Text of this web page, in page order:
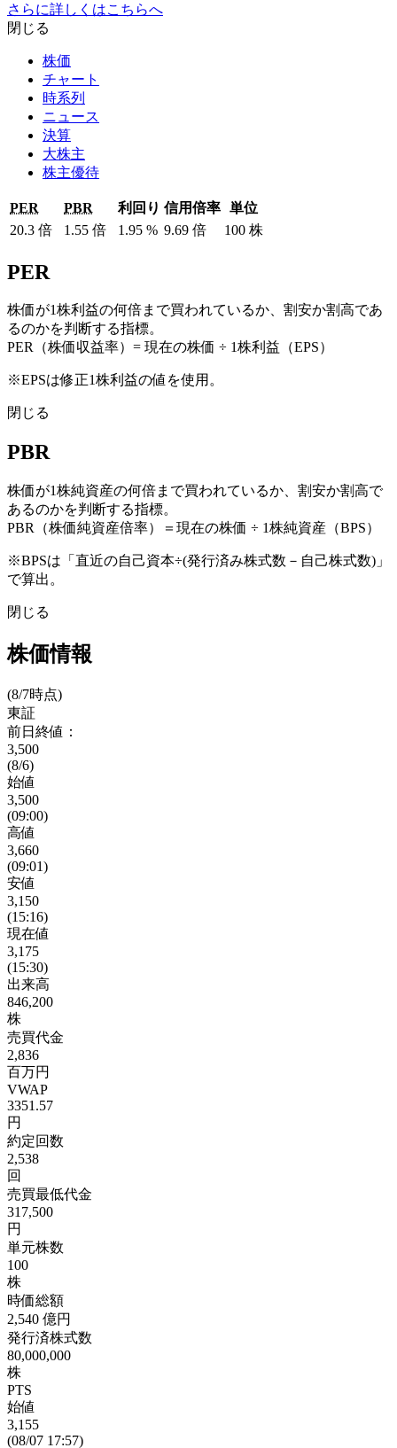
さらに詳しくはこちらへ
閉じる
株価
チャート
時系列
ニュース
決算
大株主
株主優待
PER PBR 利回り 信用倍率 単位
20.3 倍 1.55 倍 1.95 % 9.69 倍 100 株
PER
株価が1株利益の何倍まで買われているか、割安か割高であ
るのかを判断する指標。
PER（株価収益率）= 現在の株価 ÷ 1株利益（EPS）
※EPSは修正1株利益の値を使用。
閉じる
PBR
株価が1株純資産の何倍まで買われているか、割安か割高で
あるのかを判断する指標。
PBR（株価純資産倍率）＝現在の株価 ÷ 1株純資産（BPS）
※BPSは「直近の自己資本÷(発行済み株式数－自己株式数)」
で算出。
閉じる
株価情報
(8/7時点)
東証
前日終値：
3,500
(8/6)
始値
3,500
(09:00)
高値
3,660
(09:01)
安値
3,150
(15:16)
現在値
3,175
(15:30)
出来高
846,200
株
売買代金
2,836
百万円
VWAP
3351.57
円
約定回数
2,538
回
売買最低代金
317,500
円
単元株数
100
株
時価総額
2,540 億円
発行済株式数
80,000,000
株
PTS
始値
3,155
(08/07 17:57)